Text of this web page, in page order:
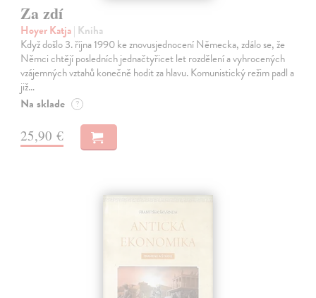
Za zdí
Hoyer Katja| Kniha
Když došlo 3. října 1990 ke znovusjednocení Německa, zdálo se, že
Němci chtějí posledních jednačtyřicet let rozdělení a vyhrocených
vzájemných vztahů konečně hodit za hlavu. Komunistický režim padl a
již…
Na sklade ?
25,90 €